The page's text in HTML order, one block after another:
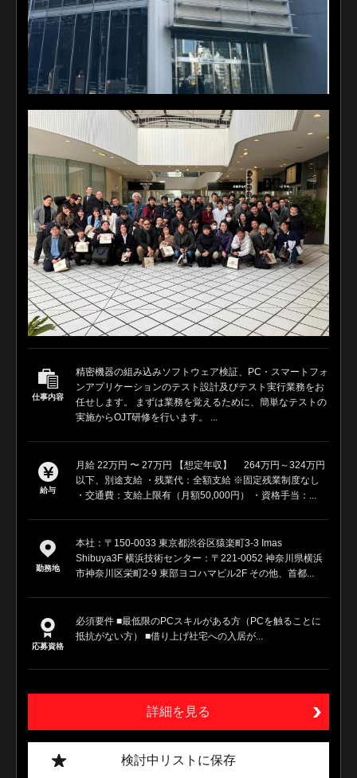
仕事内容
精密機器の組み込みソフトウェア検証、PC・スマートフォ
ンアプリケーションのテスト設計及びテスト実行業務をお
任せします。 まずは業務を覚えるために、簡単なテストの
実施からOJT研修を行います。 ...
給与
月給 22万円 〜 27万円 【想定年収】 264万円～324万円
以下、別途支給 ・残業代：全額支給 ※固定残業制度なし
・交通費：支給上限有（月額50,000円） ・資格手当：...
勤務地
本社：〒150-0033 東京都渋谷区猿楽町3-3 Imas
Shibuya3F 横浜技術センター：〒221-0052 神奈川県横浜
市神奈川区栄町2-9 東部ヨコハマビル2F その他、首都...
応募資格
必須要件 ■最低限のPCスキルがある方（PCを触ることに
抵抗がない方） ■借り上げ社宅への入居が...
詳細を見る
検討中リストに保存